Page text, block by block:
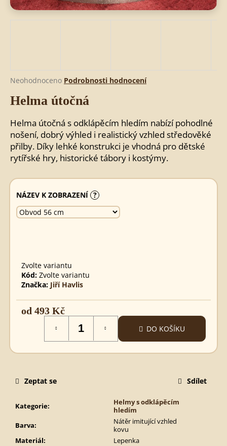
Průměrné
produktu
0,0
z
5
hvězdiček.
Neohodnoceno Podrobnosti hodnocení
Helma útočná
Helma útočná s odklápěcím hledím nabízí pohodlné
nošení, dobrý výhled i realistický vzhled středověké
přilby. Díky lehké konstrukci je vhodná pro dětské
rytířské hry, historické tábory i kostýmy.
NÁZEV K ZOBRAZENÍ ?
Zvolte variantu
Kód: Zvolte variantu
Značka: Jiří Havlis
od 493 Kč
DO KOŠÍKU
Kategorie:
Helmy s odklápěcím
hledím
Barva:
Nátěr imitující vzhled
kovu
Materiál:
Lepenka
Zeptat se Sdílet
D
p
r
u
č
u
e
m
495